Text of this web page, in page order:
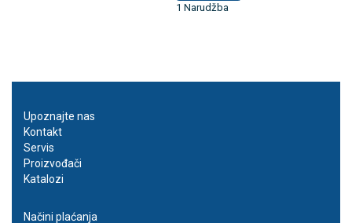
1 Narudžba
Upoznajte nas
Kontakt
Servis
Proizvođači
Katalozi
Načini plaćanja